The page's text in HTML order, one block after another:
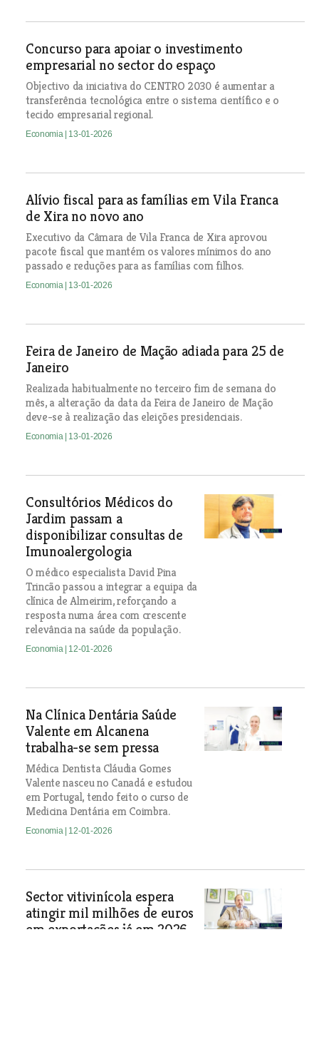
Concurso para apoiar o investimento
empresarial no sector do espaço
Objectivo da iniciativa do CENTRO 2030 é aumentar a
transferência tecnológica entre o sistema científico e o
tecido empresarial regional.
Economia | 13-01-2026
Alívio fiscal para as famílias em Vila Franca
de Xira no novo ano
Executivo da Câmara de Vila Franca de Xira aprovou
pacote fiscal que mantém os valores mínimos do ano
passado e reduções para as famílias com filhos.
Economia | 13-01-2026
Feira de Janeiro de Mação adiada para 25 de
Janeiro
Realizada habitualmente no terceiro fim de semana do
mês, a alteração da data da Feira de Janeiro de Mação
deve-se à realização das eleições presidenciais.
Economia | 13-01-2026
Consultórios Médicos do
Jardim passam a
disponibilizar consultas de
Imunoalergologia
O médico especialista David Pina
Trincão passou a integrar a equipa da
clínica de Almeirim, reforçando a
resposta numa área com crescente
relevância na saúde da população.
Economia | 12-01-2026
Na Clínica Dentária Saúde
Valente em Alcanena
trabalha-se sem pressa
Médica Dentista Cláudia Gomes
Valente nasceu no Canadá e estudou
em Portugal, tendo feito o curso de
Medicina Dentária em Coimbra.
Economia | 12-01-2026
Sector vitivinícola espera
atingir mil milhões de euros
em exportações já em 2026